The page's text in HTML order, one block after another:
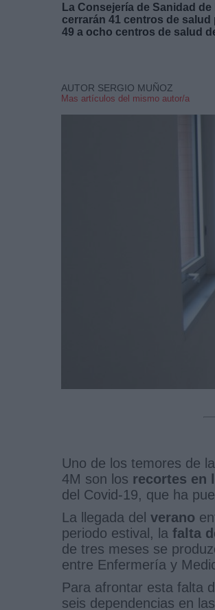
La Consejería de Sanidad
cerrarán 41 centros de
49 a ocho centros de salud
AUTOR SERGIO MUÑOZ
Mas artículos del mismo autor/a
Uno de los temores de
4M son los recortes en
del Covid-19, que ha
La llegada del verano
periodo estival, la falta
de tres meses se
entre Enfermería y
Para afrontar esta falta
seis dependencias en